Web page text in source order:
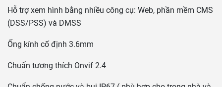
Hỗ trợ xem hình bằng nhiều công cụ: Web, phần mềm CMS
(DSS/PSS) và DMSS
Ống kính cố định 3.6mm
Chuẩn tương thích Onvif 2.4